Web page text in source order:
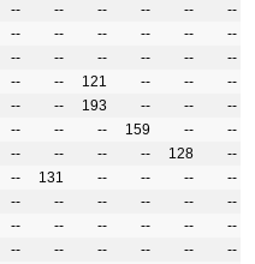
-- -- -- -- --
--
-- -- -- -- --
--
-- -- -- -- --
--
-- -- 121 -- --
--
-- -- 193 -- --
--
-- -- -- 159 --
--
-- -- -- -- 128
--
-- 131 -- -- --
--
-- -- -- -- --
--
-- -- -- -- --
--
-- -- -- -- --
--